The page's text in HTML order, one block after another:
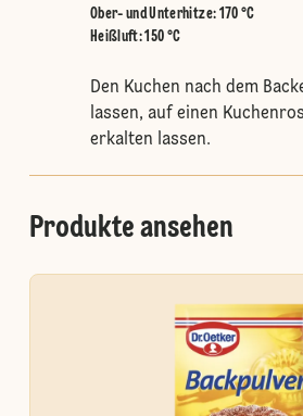
Ober- und Unterhitze: 170 °C
Heißluft:150 °C
Den Kuchen nach dem
lassen, auf einen
erkalten lassen.
Produkte ansehen